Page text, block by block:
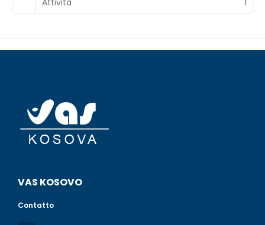
VAS KOSOVO
Contatto